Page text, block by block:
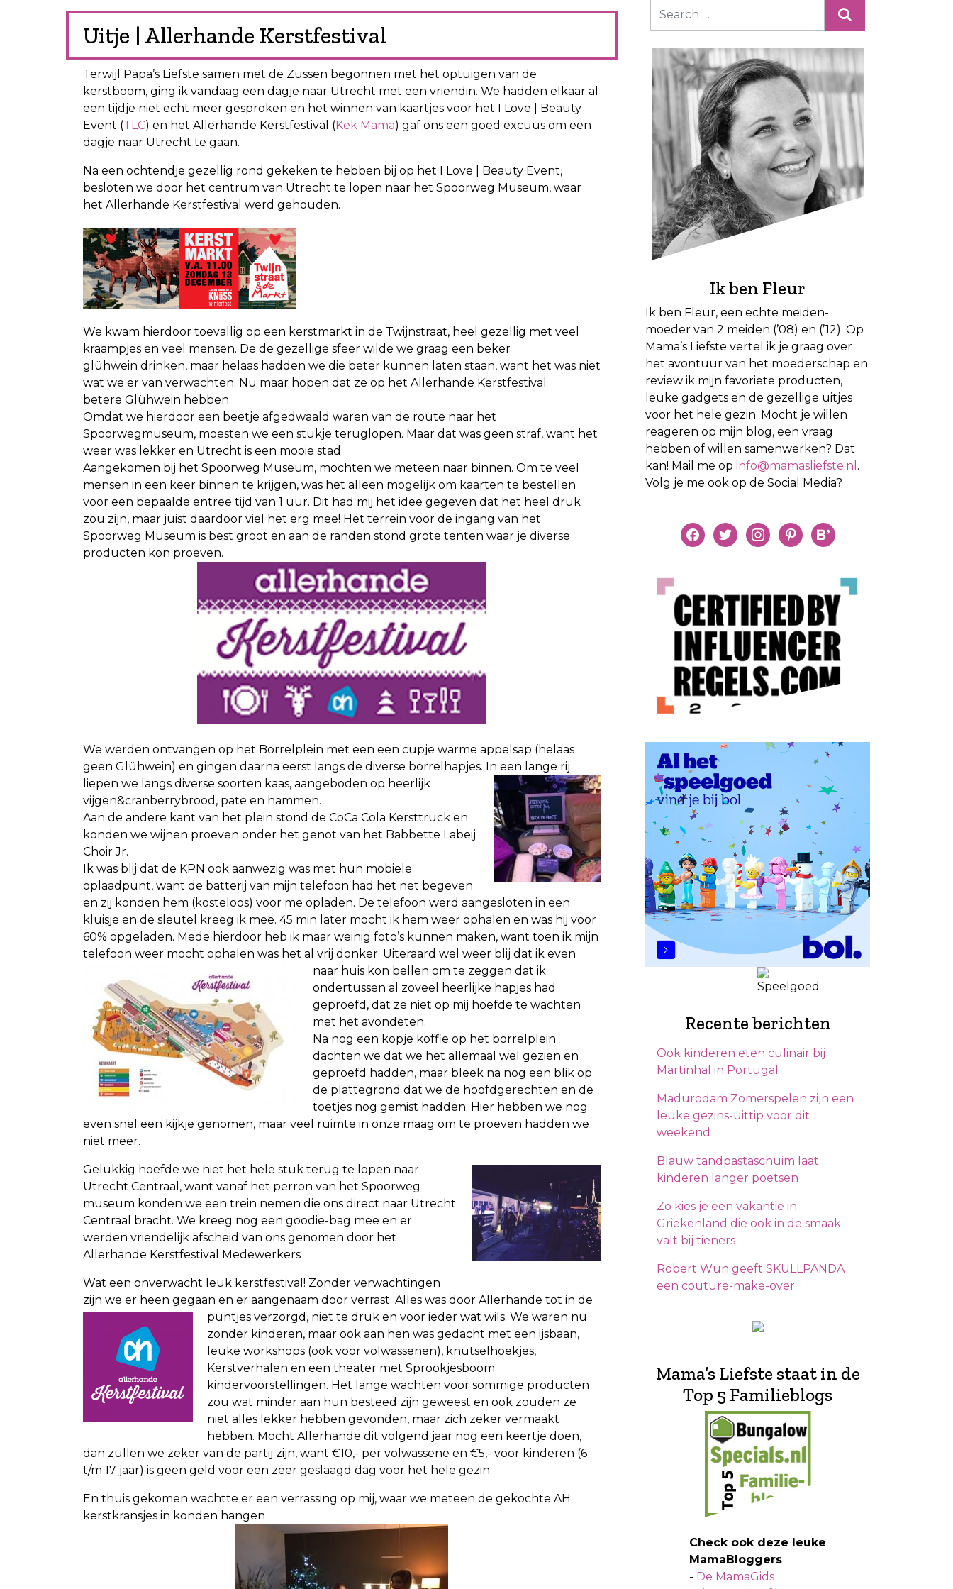
Uitje | Allerhande Kerstfestival
Terwijl Papa’s Liefste samen met de Zussen begonnen met het optuigen van de
kerstboom, ging ik vandaag een dagje naar Utrecht met een vriendin. We hadden elkaar al
een tijdje niet echt meer gesproken en het winnen van kaartjes voor het I Love | Beauty
Event (TLC) en het Allerhande Kerstfestival (Kek Mama) gaf ons een goed excuus om een
dagje naar Utrecht te gaan.
Na een ochtendje gezellig rond gekeken te hebben bij op het I Love | Beauty Event,
besloten we door het centrum van Utrecht te lopen naar het Spoorweg Museum, waar
het Allerhande Kerstfestival werd gehouden.
We kwam hierdoor toevallig op een kerstmarkt in de Twijnstraat, heel gezellig met veel
kraampjes en veel mensen. De de gezellige sfeer wilde we graag een beker
glühwein drinken, maar helaas hadden we die beter kunnen laten staan, want het was niet
wat we er van verwachten. Nu maar hopen dat ze op het Allerhande Kerstfestival
betere Glühwein hebben.
Omdat we hierdoor een beetje afgedwaald waren van de route naar het
Spoorwegmuseum, moesten we een stukje teruglopen. Maar dat was geen straf, want het
weer was lekker en Utrecht is een mooie stad.
Aangekomen bij het Spoorweg Museum, mochten we meteen naar binnen. Om te veel
mensen in een keer binnen te krijgen, was het alleen mogelijk om kaarten te bestellen
voor een bepaalde entree tijd van 1 uur. Dit had mij het idee gegeven dat het heel druk
zou zijn, maar juist daardoor viel het erg mee! Het terrein voor de ingang van het
Spoorweg Museum is best groot en aan de randen stond grote tenten waar je diverse
producten kon proeven.
We werden ontvangen op het Borrelplein met een een cupje warme appelsap (helaas
geen Glühwein) en gingen daarna eerst langs de diverse borrelhapjes. In een lange rij
liepen we langs diverse soorten kaas, aangeboden op heerlijk
vijgen&cranberrybrood, pate en hammen.
Aan de andere kant van het plein stond de CoCa Cola Kersttruck en
konden we wijnen proeven onder het genot van het Babbette Labeij
Choir Jr.
Ik was blij dat de KPN ook aanwezig was met hun mobiele
oplaadpunt, want de batterij van mijn telefoon had het net begeven
en zij konden hem (kosteloos) voor me opladen. De telefoon werd aangesloten in een
kluisje en de sleutel kreeg ik mee. 45 min later mocht ik hem weer ophalen en was hij voor
60% opgeladen. Mede hierdoor heb ik maar weinig foto’s kunnen maken, want toen ik mijn
telefoon weer mocht ophalen was het al vrij donker. Uiteraard wel weer blij dat i k even
naar huis kon bellen om te zeggen dat ik
ondertussen al zoveel heerlijke hapjes had
geproefd, dat ze niet op mij hoefde te wachten
met het avondeten.
Na nog een kopje koffie op het borrelplein
dachten we dat we het allemaal wel gezien en
geproefd hadden, maar bleek na nog een blik op
de plattegrond dat we de hoofdgerechten en de
toetjes nog gemist hadden. Hier hebben we nog
even snel een kijkje genomen, maar veel ruimte in onze maag om te proeven hadden we
niet meer.
Ge lukkig hoefde we niet het hele stuk terug te lopen naar
Utrecht Centraal, want vanaf het perron van het Spoorweg
museum konden we een trein nemen die ons direct naar Utrecht
Centraal bracht. We kreeg nog een goodie-bag mee en er
werden vriendelijk afscheid van ons genomen door het
Allerhande Kerstfestival Medewerkers
Wat een onverwacht leuk kerstfestival! Zonder verwachtingen
zijn we er heen gegaan en er aangenaam door verrast. Alles was door Allerhande tot in de
puntjes verzorgd, niet te druk en voor ieder wat wils. We waren nu
zonder kinderen, maar ook aan hen was gedacht met een ijsbaan,
leuke workshops (ook voor volwassenen), knutselhoekjes,
Kerstverhalen en een theater met Sprookjesboom
kindervoorstellingen. Het lange wachten voor sommige producten
zou wat minder aan hun besteed zijn geweest en ook zouden ze
niet alles lekker hebben gevonden, maar zich zeker vermaakt
hebben. Mocht Allerhande dit volgend jaar nog een keertje doen,
dan zullen we zeker van de partij zijn, want €10,- per volwassene en €5,- voor kinderen (6
t/m 17 jaar) is geen geld voor een zeer geslaagd dag voor het hele gezin.
En thuis gekomen wachtte er een verrassing op mij, waar we meteen de gekochte AH
kerstkransjes in konden hangen
Ik ben Fleur
Ik ben Fleur, een echte meiden-
moeder van 2 meiden (’08) en (’12). Op
Mama’s Liefste vertel ik je graag over
het avontuur van het moederschap en
review ik mijn favoriete producten,
leuke gadgets en de gezellige uitjes
voor het hele gezin. Mocht je willen
reageren op mijn blog, een vraag
hebben of willen samenwerken? Dat
kan! Mail me op info@mamasliefste.nl .
Volg je me ook op de Social Media?
facebooktwitterinstagrampinterestbloglovin
Recente berichten
Ook kinderen eten culinair bij
Martinhal in Portugal
Madurodam Zomerspelen zijn een
leuke gezins-uittip voor dit
weekend
Blauw tandpastaschuim laat
kinderen langer poetsen
Zo kies je een vakantie in
Griekenland die ook in de smaak
valt bij tieners
Robert Wun geeft SKULLPANDA
een couture-make-over
Mama’s Liefste staat in de
Top 5 Familieblogs
Check ook deze leuke
MamaBloggers
- De MamaGids